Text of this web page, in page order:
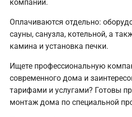
компании.
Оплачиваются отдельно:
сауны, санузла, котельной, а
камина и установка печки.
Ищете профессиональную
современного дома и
тарифами и услугами? Готовы
монтаж дома по специальной